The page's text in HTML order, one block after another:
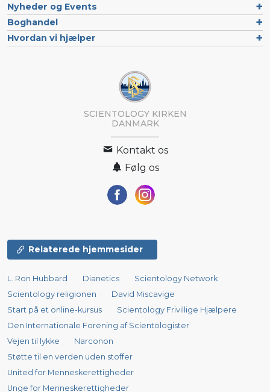
Nyheder og Events
Boghandel
Hvordan vi hjælper
SCIENTOLOGY KIRKEN
DANMARK
Kontakt os
Følg os
Relaterede hjemmesider
L. Ron Hubbard Dianetics
Scientology Network
Scientology religionen
David Miscavige
Start på et online-kursus
Scientology Frivillige Hjælpere
Den Internationale Forening af Scientologister
Vejen til lykke
Narconon
Støtte til en verden uden stoffer
United for Menneskerettigheder
Unge for Menneskerettigheder